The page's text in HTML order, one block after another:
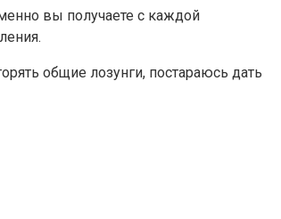
вы получаете с каждой
общие лозунги, постараюсь дать